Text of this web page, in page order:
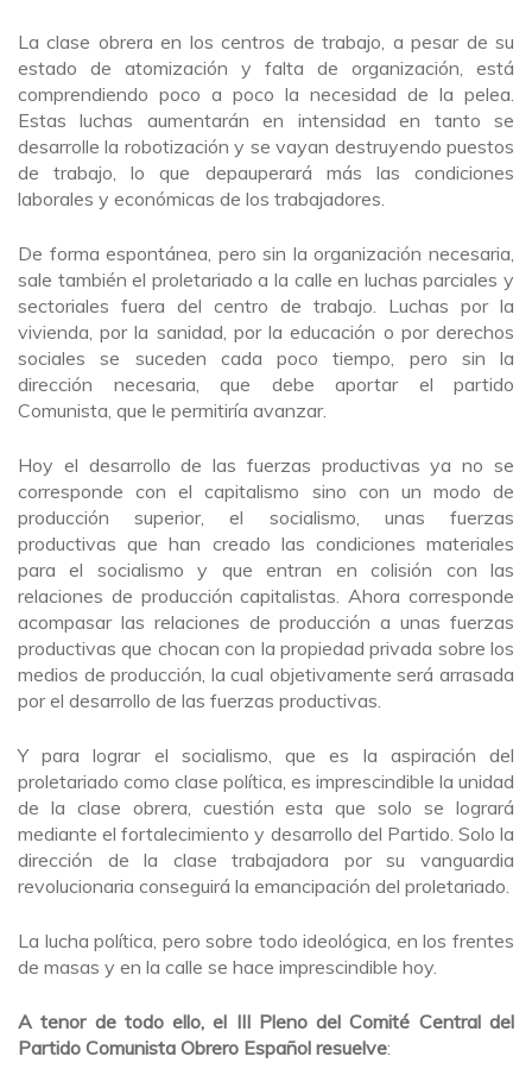
La clase obrera en los centros de trabajo, a pesar de su
estado de atomización y falta de organización, está
comprendiendo poco a poco la necesidad de la pelea.
Estas luchas aumentarán en intensidad en tanto se
desarrolle la robotización y se vayan destruyendo puestos
de trabajo, lo que depauperará más las condiciones
laborales y económicas de los trabajadores.
De forma espontánea, pero sin la organización necesaria,
sale también el proletariado a la calle en luchas parciales y
sectoriales fuera del centro de trabajo. Luchas por la
vivienda, por la sanidad, por la educación o por derechos
sociales se suceden cada poco tiempo, pero sin la
dirección necesaria, que debe aportar el partido
Comunista, que le permitiría avanzar.
Hoy el desarrollo de las fuerzas productivas ya no se
corresponde con el capitalismo sino con un modo de
producción superior, el socialismo, unas fuerzas
productivas que han creado las condiciones materiales
para el socialismo y que entran en colisión con las
relaciones de producción capitalistas. Ahora corresponde
acompasar las relaciones de producción a unas fuerzas
productivas que chocan con la propiedad privada sobre los
medios de producción, la cual objetivamente será arrasada
por el desarrollo de las fuerzas productivas.
Y para lograr el socialismo, que es la aspiración del
proletariado como clase política, es imprescindible la unidad
de la clase obrera, cuestión esta que solo se logrará
mediante el fortalecimiento y desarrollo del Partido. Solo la
dirección de la clase trabajadora por su vanguardia
revolucionaria conseguirá la emancipación del proletariado.
La lucha política, pero sobre todo ideológica, en los frentes
de masas y en la calle se hace imprescindible hoy.
A tenor de todo ello, el III Pleno del Comité Central del
Partido Comunista Obrero Español resuelve: